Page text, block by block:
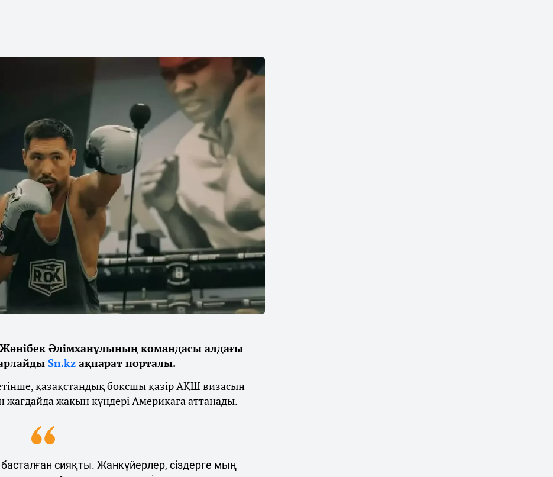
Әлімханұлының командасы алдағы
Sn.kz ақпарат порталы.
қазақстандық боксшы қазір АҚШ визасын
жағдайда жақын күндері Америкаға аттанады.
сияқты. Жанкүйерлер, сіздерге мың